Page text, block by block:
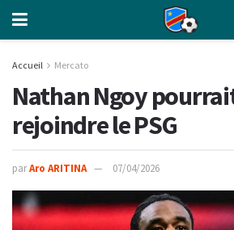
Accueil Mercato
Nathan Ngoy
rejoindre le PSG
parAro ARITINA 07/04/2026